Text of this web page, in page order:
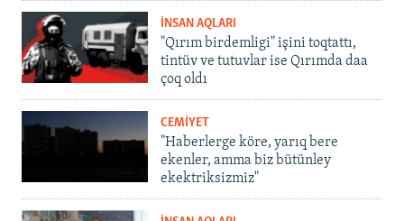
İNSAN AQLARI
"Qırım birdemligi" işini toqtattı,
tintüv ve tutuvlar ise Qırımda daa
çoq oldı
CEMİYET
"Haberlerge köre, yarıq bere
ekenler, amma biz bütünley
ekektriksizmiz"